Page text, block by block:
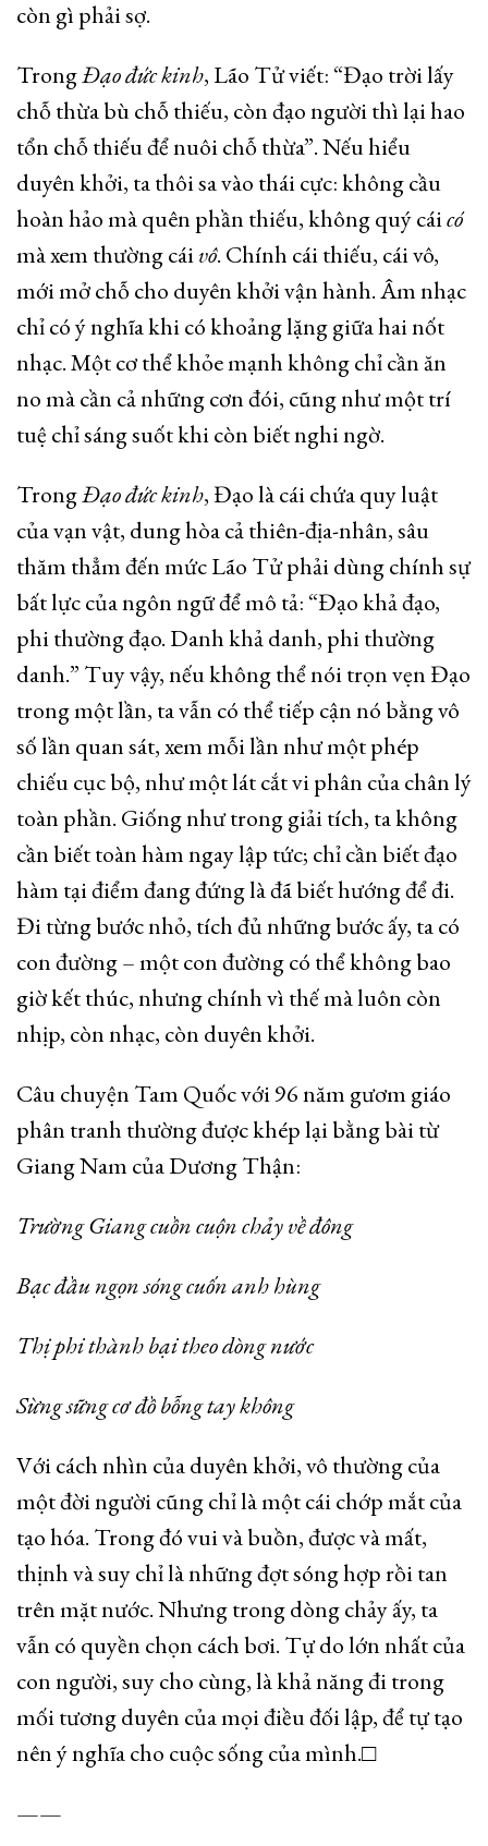
còn gì phải sợ.
TrongĐạo đức kinh, Lão Tử viết: “Đạo trời lấy
chỗ thừa bù chỗ thiếu, còn đạo người thì lại hao
tổn chỗ thiếu để nuôi chỗ thừa”. Nếu hiểu
duyên khởi, ta thôi sa vào thái cực: không cầu
hoàn hảo mà quên phần thiếu, không quý cáicó
mà xem thường cáivô. Chính cái thiếu, cái vô,
mới mở chỗ cho duyên khởi vận hành. Âm nhạc
chỉ có ý nghĩa khi có khoảng lặng giữa hai nốt
nhạc. Một cơ thể khỏe mạnh không chỉ cần ăn
no mà cần cả những cơn đói, cũng như một trí
tuệ chỉ sáng suốt khi còn biết nghi ngờ.
TrongĐạo đức kinh, Đạo là cái chứa quy luật
của vạn vật, dung hòa cả thiên-địa-nhân, sâu
thăm thẳm đến mức Lão Tử phải dùng chính sự
bất lực của ngôn ngữ để mô tả: “Đạo khả đạo,
phi thường đạo. Danh khả danh, phi thường
danh.” Tuy vậy, nếu không thể nói trọn vẹn Đạo
trong một lần, ta vẫn có thể tiếp cận nó bằng vô
số lần quan sát, xem mỗi lần như một phép
chiếu cục bộ, như một lát cắt vi phân của chân lý
toàn phần. Giống như trong giải tích, ta không
cần biết toàn hàm ngay lập tức; chỉ cần biết đạo
hàm tại điểm đang đứng là đã biết hướng để đi.
Đi từng bước nhỏ, tích đủ những bước ấy, ta có
con đường – một con đường có thể không bao
giờ kết thúc, nhưng chính vì thế mà luôn còn
nhịp, còn nhạc, còn duyên khởi.
Câu chuyện Tam Quốc với 96 năm gươm giáo
phân tranh thường được khép lại bằng bài từ
Giang Nam của Dương Thận:
Trường Giang cuồn cuộn chảy về đông
Bạc đầu ngọn sóng cuốn anh hùng
Thị phi thành bại theo dòng nước
Sừng sững cơ đồ bỗng tay không
Với cách nhìn của duyên khởi, vô thường của
một đời người cũng chỉ là một cái chớp mắt của
tạo hóa. Trong đó vui và buồn, được và mất,
thịnh và suy chỉ là những đợt sóng hợp rồi tan
trên mặt nước. Nhưng trong dòng chảy ấy, ta
vẫn có quyền chọn cách bơi. Tự do lớn nhất của
con người, suy cho cùng, là khả năng đi trong
mối tương duyên của mọi điều đối lập, để tự tạo
nên ý nghĩa cho cuộc sống của mình.□
——